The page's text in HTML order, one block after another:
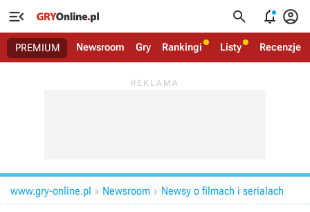
   
PREMIUM Newsroom Gry Rankingi Listy Recenzje
www.gry-online.pl  Newsroom  Newsy o filmach i serialach